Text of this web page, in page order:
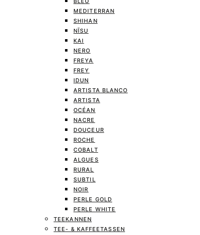
MEDITERRAN
SHIHAN
NĪSU
KAI
NERO
FREYA
FREY
IDUN
ARTISTA BLANCO
ARTISTA
OCÉAN
NACRE
DOUCEUR
ROCHE
COBALT
ALGUES
RURAL
SUBTIL
NOIR
PERLE GOLD
PERLE WHITE
TEEKANNEN
TEE- & KAFFEETASSEN